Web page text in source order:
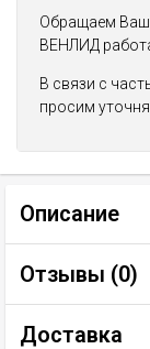
Обращаем
ВЕНЛИД
В связи с
просим
Описание
Отзывы (0)
Доставка